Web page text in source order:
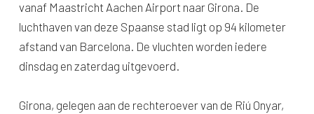
vanaf Maastricht Aachen Airport naar Girona. De
luchthaven van deze Spaanse stad ligt op 94 kilometer
afstand van Barcelona. De vluchten worden iedere
dinsdag en zaterdag uitgevoerd.
Girona, gelegen aan de rechteroever van de Riú Onyar,